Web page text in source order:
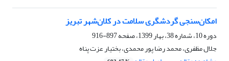
امکان‌سنجی گردشگری سلامت در کلان‌شهر تبریز
دوره 10، شماره 38، بهار 1399، صفحه
897-916
جلال مظفری، محمد رضا پور محمدی، بختیار عزت پناه